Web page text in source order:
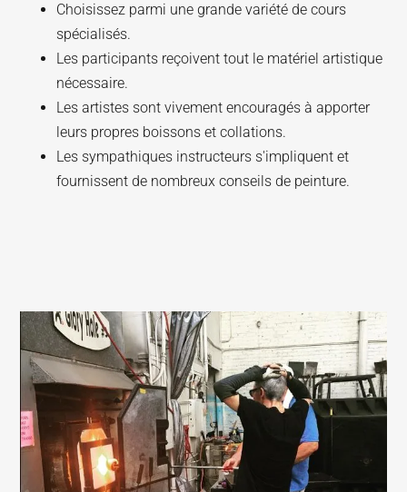
Choisissez parmi une grande variété de cours
spécialisés.
Les participants reçoivent tout le matériel artistique
nécessaire.
Les artistes sont vivement encouragés à apporter
leurs propres boissons et collations.
Les sympathiques instructeurs s'impliquent et
fournissent de nombreux conseils de peinture.